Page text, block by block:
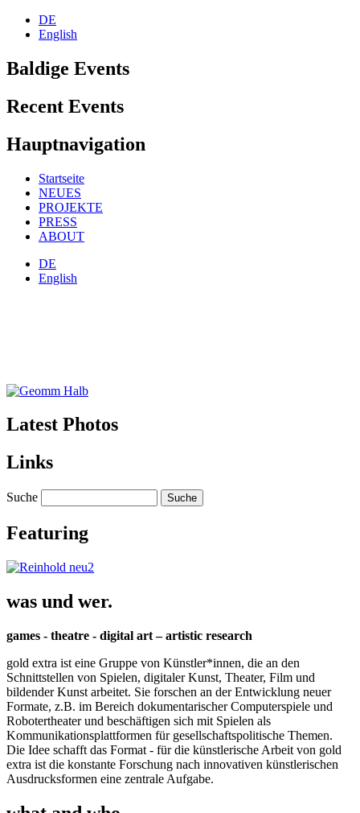
DE
English
Baldige Events
Recent Events
Hauptnavigation
Startseite
NEUES
PROJEKTE
PRESS
ABOUT
DE
English
Latest Photos
Links
Suche
Featuring
was und wer.
games - theatre - digital art – artistic research
gold extra ist eine Gruppe von Künstler*innen, die an den
Schnittstellen von Spielen, digitaler Kunst, Theater, Film und
bildender Kunst arbeitet. Sie forschen an der Entwicklung neuer
Formate, z.B. im Bereich dokumentarischer Computerspiele und
Robotertheater und beschäftigen sich mit Spielen als
Kommunikationsplattformen für gesellschaftspolitische Themen.
Die Idee schafft das Format - für die künstlerische Arbeit von gold
extra ist die konstante Forschung nach innovativen künstlerischen
Ausdrucksformen eine zentrale Aufgabe.